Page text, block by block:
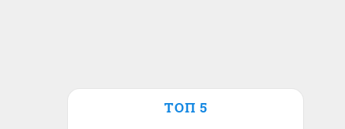
ТОП 5